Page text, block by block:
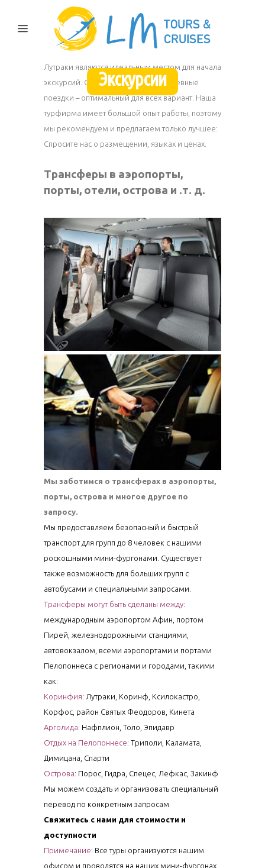
Экскурсии
Лутраки являются идеальным местом для начала
экскурсий. Однодневные или двухдневные
поездки – оптимальный для всех вариант. Наша
турфирма имеет большой опыт работы, поэтому
мы рекомендуем и предлагаем только лучшее:
Спросите нас о размещении, языках и ценах.
Трансферы в аэропорты,
порты, отели, острова и .т. д.
Мы заботимся о трансферах в аэропорты,
порты, острова и многое другое по
запросу.
Мы предоставляем безопасный и быстрый
транспорт для групп до 8 человек с нашими
роскошными мини-фургонами. Существует
также возможность для больших групп с
автобусами и специальными запросами.
Трансферы могут быть сделаны между:
международным аэропортом Афин, портом
Пирей, железнодорожными станциями,
автовокзалом, всеми аэропортами и портами
Пелопоннеса с регионами и городами, такими
как:
Коринфия: Лутраки, Коринф, Ксилокастро,
Корфос, район Святых Феодоров, Кинета
Арголида: Нафплион, Толо, Эпидавр
Отдых на Пелопоннесе: Триполи, Каламата,
Димицана, Спарти
Острова: Порос, Гидра, Спецес, Лефкас, Закинф
Мы можем создать и организовать специальный
перевод по конкретным запросам
Свяжитесь с нами для стоимости и
доступности
Примечание: Все туры организуются нашим
офисом и проводятся на наших мини-фургонах